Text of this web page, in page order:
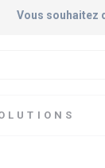
Vous souhaitez